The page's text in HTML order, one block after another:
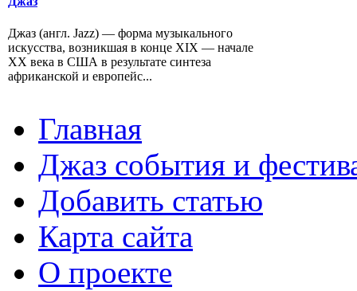
Джаз (англ. Jazz) — форма музыкального
искусства, возникшая в конце XIX — начале
XX века в США в результате синтеза
африканской и европейс...
Главная
Джаз события и
Добавить статью
Карта сайта
О проекте